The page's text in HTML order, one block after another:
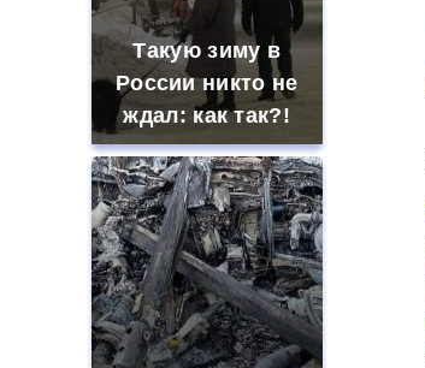
Такую зиму в
России никто не
ждал: как так?!